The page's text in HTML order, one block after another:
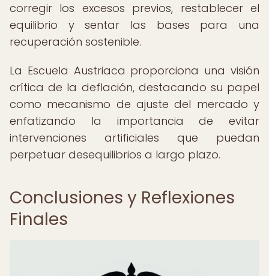
corregir los excesos previos, restablecer el
equilibrio y sentar las bases para una
recuperación sostenible.
La Escuela Austriaca proporciona una visión
crítica de la deflación, destacando su papel
como mecanismo de ajuste del mercado y
enfatizando la importancia de evitar
intervenciones artificiales que puedan
perpetuar desequilibrios a largo plazo.
Conclusiones y Reflexiones
Finales